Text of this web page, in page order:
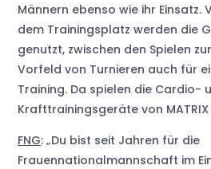
Männern ebenso wie ihr Einsatz.
dem Trainingsplatz werden die
genutzt, zwischen den Spielen
Vorfeld von Turnieren auch für
Training. Da spielen die Cardio-
Krafttrainingsgeräte von
FNG: „Du bist seit Jahren für die
Frauennationalmannschaft im